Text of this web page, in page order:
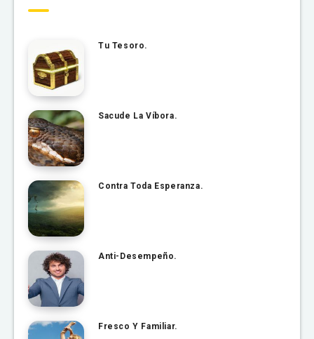
Tu Tesoro.
Sacude La Víbora.
Contra Toda Esperanza.
Anti-Desempeño.
Fresco Y Familiar.